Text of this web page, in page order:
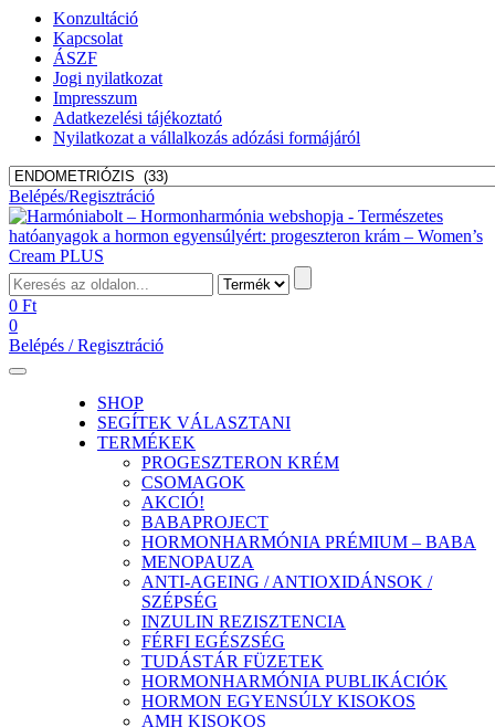
Konzultáció
Kapcsolat
ÁSZF
Jogi nyilatkozat
Impresszum
Adatkezelési tájékoztató
Nyilatkozat a vállalkozás adózási formájáról
Belépés/Regisztráció
0 Ft
0
Belépés / Regisztráció
SHOP
SEGÍTEK VÁLASZTANI
TERMÉKEK
PROGESZTERON KRÉM
CSOMAGOK
AKCIÓ!
BABAPROJECT
HORMONHARMÓNIA PRÉMIUM – BABA
MENOPAUZA
ANTI-AGEING / ANTIOXIDÁNSOK /
SZÉPSÉG
INZULIN REZISZTENCIA
FÉRFI EGÉSZSÉG
TUDÁSTÁR FÜZETEK
HORMONHARMÓNIA PUBLIKÁCIÓK
HORMON EGYENSÚLY KISOKOS
AMH KISOKOS